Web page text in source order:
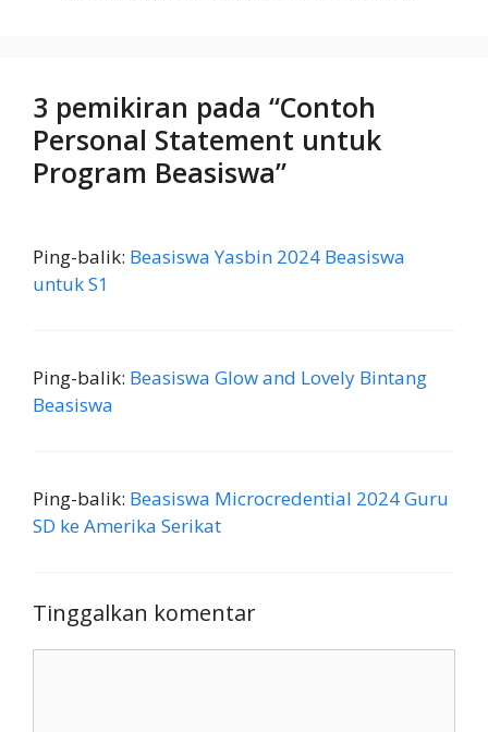
3 pemikiran pada “Contoh
Personal Statement untuk
Program Beasiswa”
Ping-balik: Beasiswa Yasbin 2024 Beasiswa
untuk S1
Ping-balik: Beasiswa Glow and Lovely Bintang
Beasiswa
Ping-balik: Beasiswa Microcredential 2024 Guru
SD ke Amerika Serikat
Tinggalkan komentar